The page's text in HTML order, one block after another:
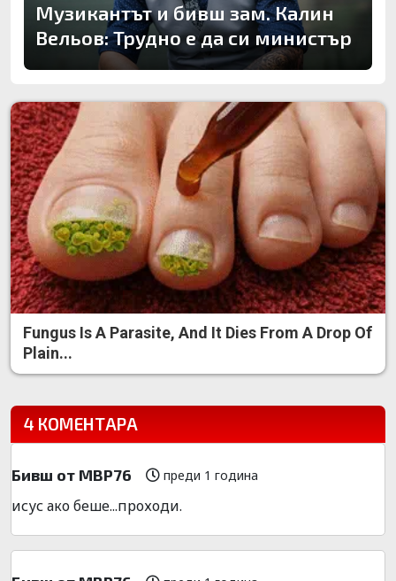
Музикантът и бивш зам. Калин
Вельов: Трудно е да си министър
Fungus Is A Parasite, And It Dies From A Drop Of
Plain...
4 КОМЕНТАРА
Бивш от МВР76 преди 1 година
исус ако беше...проходи.